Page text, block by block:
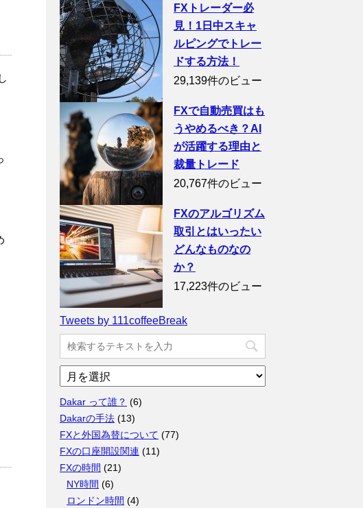
FXトレーダー必
見！1日中スキャ
ルピングでトレー
ドする方法！
29,139件のビュー
FXで自動売買はも
うやめるべき？AI
が活躍する理由と
裁量トレード
20,767件のビュー
FXのアルゴリズム
取引とはいったい
どんなものなの
か？
17,223件のビュー
Tweets by 111coffeeBreak
ア
ー
カ
イ
ブ
Dakar って誰？ (6)
Dakarの手法 (13)
FXと外国為替について (77)
FXの口座開設関連 (11)
FXの時間 (21)
NY時間 (6)
ロンドン時間 (4)